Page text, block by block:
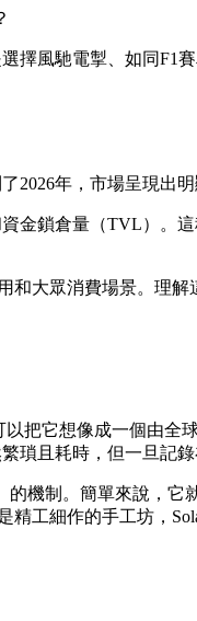
風馳電掣、如同F1
年，市場呈現出明
金鎖倉量（TVL）。
大眾消費場景。理
把它想像成一個由
瑣且耗時，但一旦記錄
的機制。簡單來說，
工細作的手工坊，